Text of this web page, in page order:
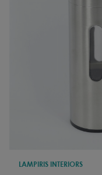
LAMPIRIS INTERIORS